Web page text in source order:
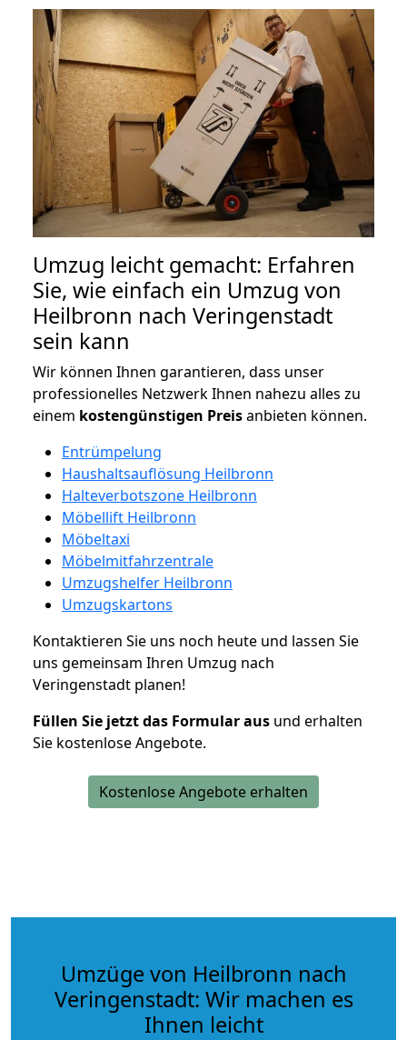
Umzug leicht gemacht: Erfahren
Sie, wie einfach ein Umzug von
Heilbronn nach Veringenstadt
sein kann
Wir können Ihnen garantieren, dass unser
professionelles Netzwerk Ihnen nahezu alles zu
einem kostengünstigen Preisanbieten können.
Entrümpelung
Haushaltsauflösung Heilbronn
Halteverbotszone Heilbronn
Möbellift Heilbronn
Möbeltaxi
Möbelmitfahrzentrale
Umzugshelfer Heilbronn
Umzugskartons
Kontaktieren Sie uns noch heute und lassen Sie
uns gemeinsam Ihren Umzug nach
Veringenstadt planen!
Füllen Sie jetzt das Formular aus und erhalten
Sie kostenlose Angebote.
Kostenlose Angebote erhalten
Umzüge von Heilbronn nach
Veringenstadt: Wir machen es
Ihnen leicht